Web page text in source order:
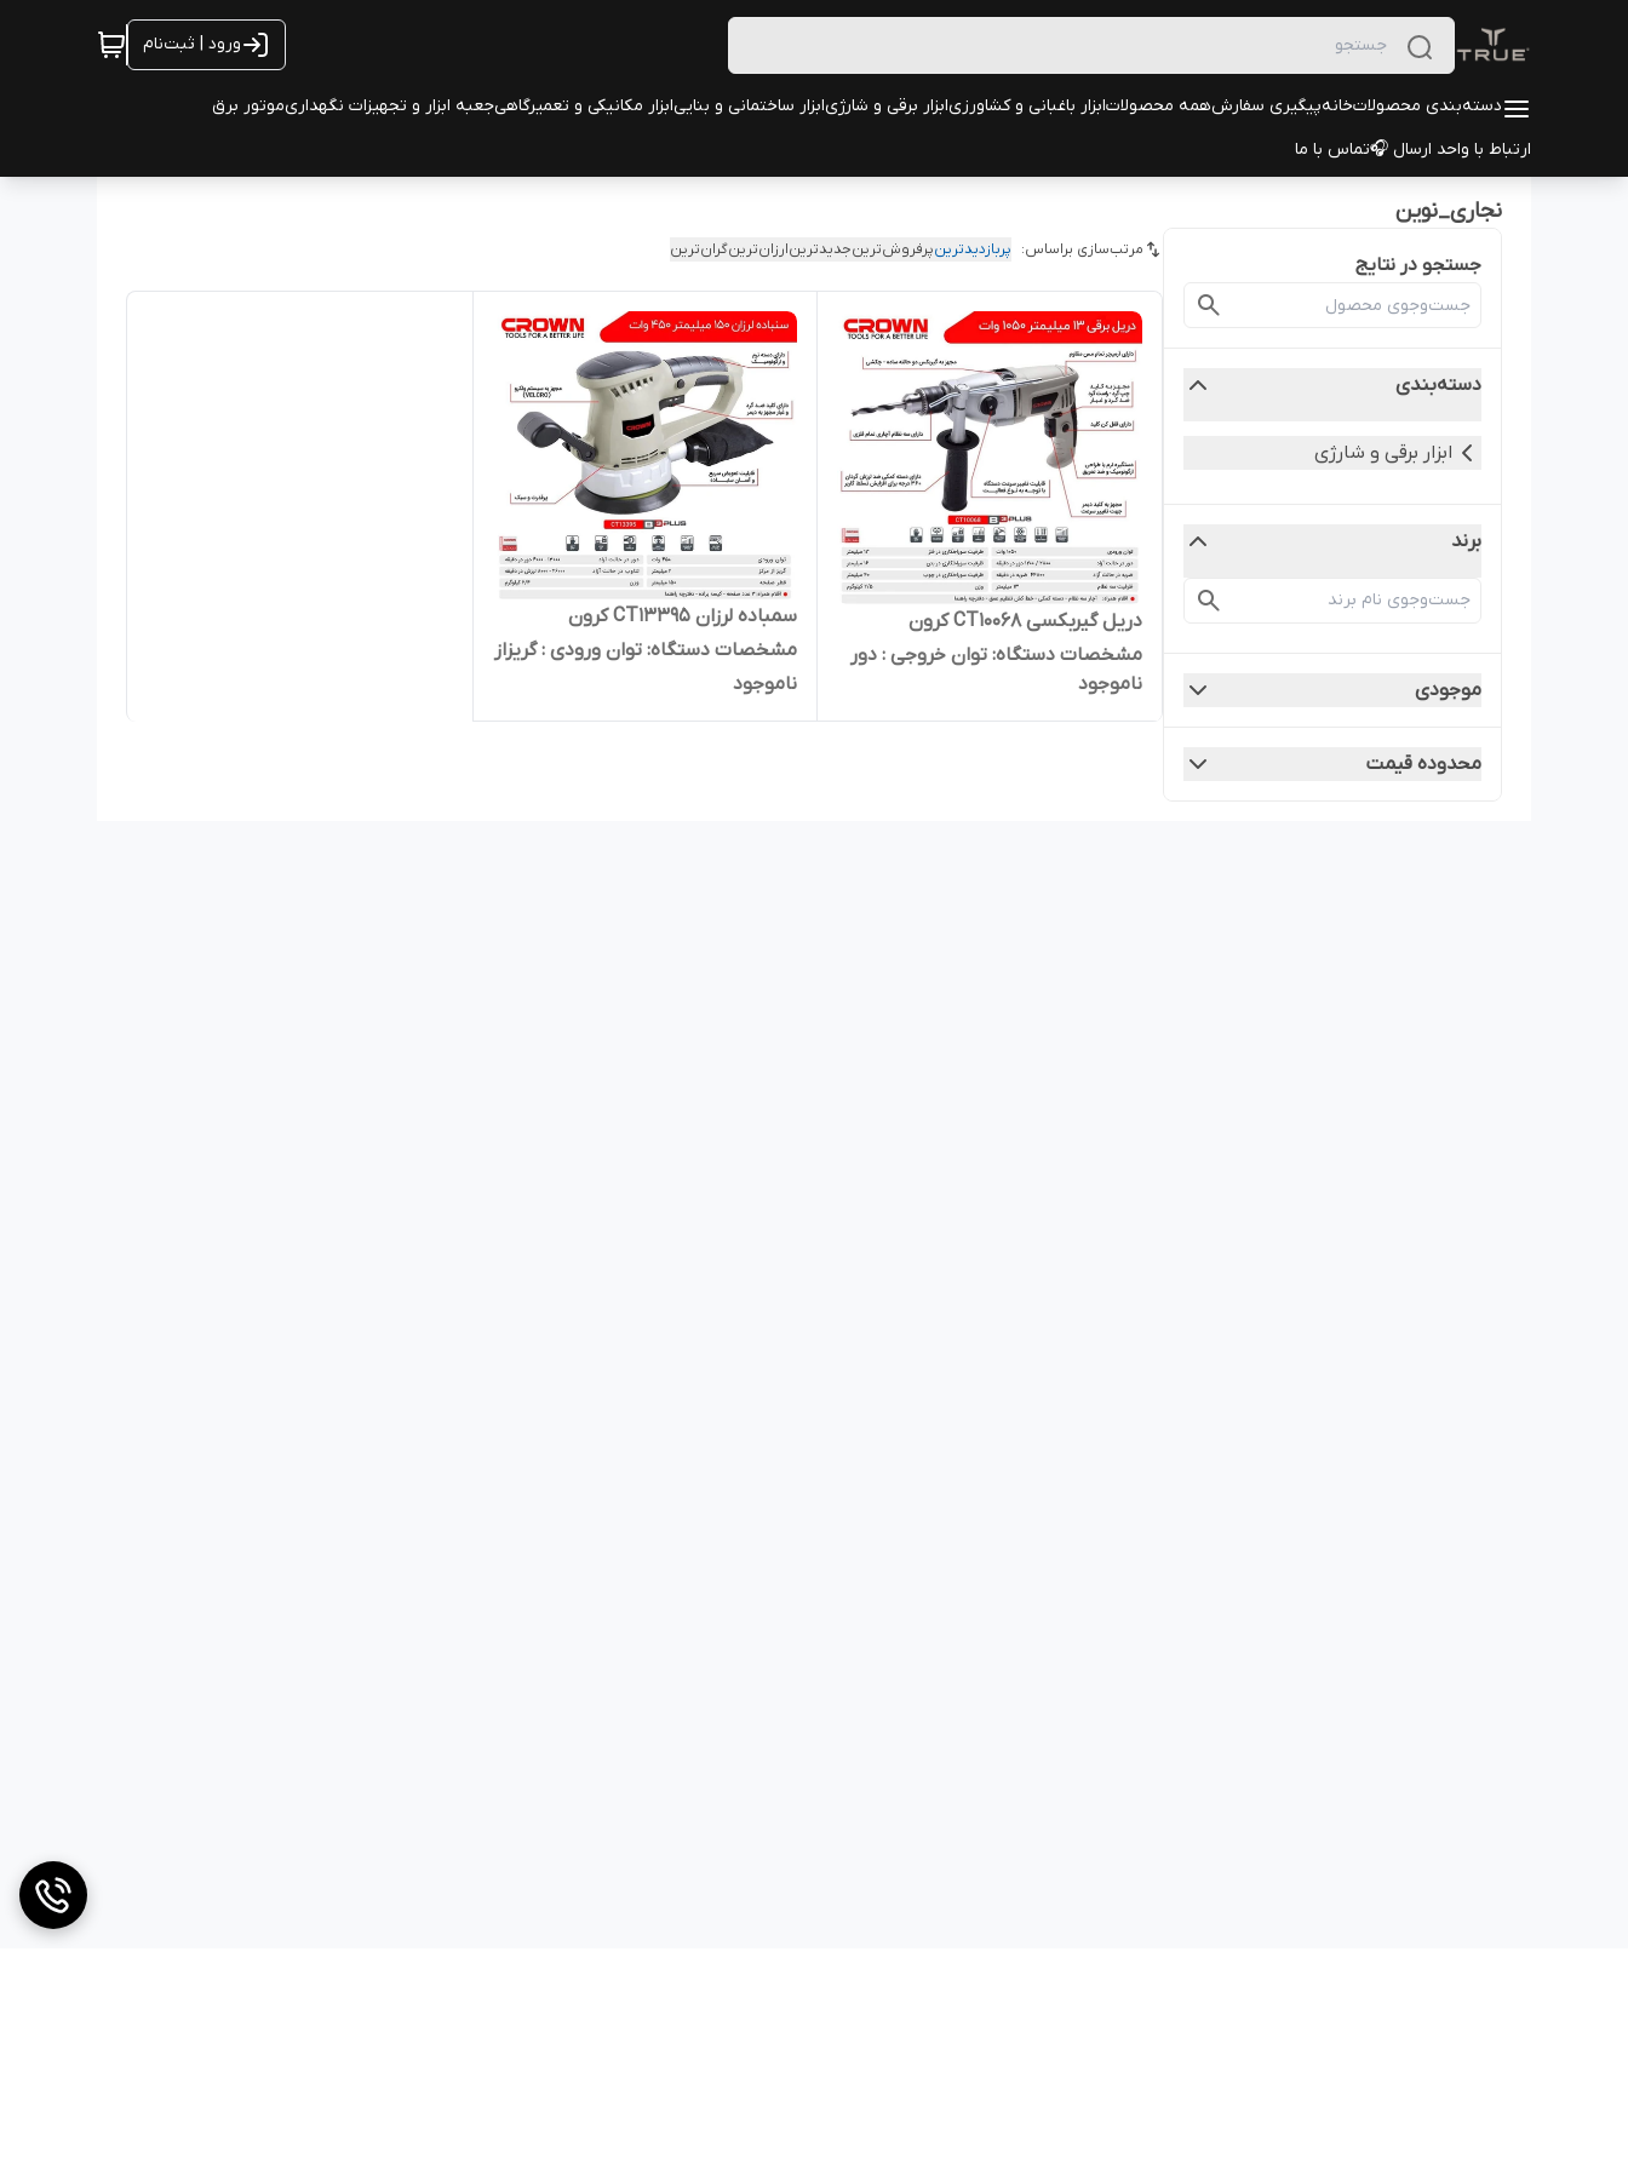
ورود | ثبت‌نام
دسته‌بندی محصولاتخانهپیگیری سفارشهمه محصولاتابزار باغبانی و کشاورزیابزار برقی و شارژیابزار ساختمانی و بناییابزار مکانیکی و تعمیرگاهیجعبه ابزار و تجهیزات نگهداریموتور برق
ارتباط با واحد ارسال 🎧تماس با ما
نجاری_نوین
جستجو در نتایج
دسته‌بندی
ابزار برقی و شارژی
برند
موجودی
محدوده قیمت
مرتب‌سازی براساس: پربازدیدترینپرفروش‌ترینجدیدترینارزان‌ترینگران‌ترین
دریل گیربکسی CT10068 کرون
مشخصات دستگاه: توان خروجی : دور
ناموجود
سمباده لرزان CT13395 کرون
مشخصات دستگاه: توان ورودی : گریز‌از
ناموجود